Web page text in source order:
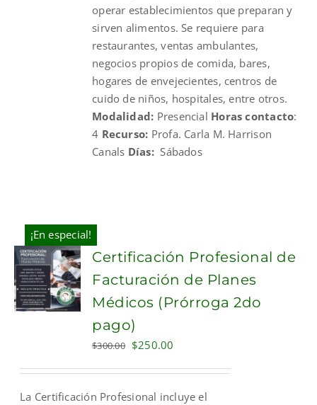
operar establecimientos que preparan y
sirven alimentos. Se requiere para
restaurantes, ventas ambulantes,
negocios propios de comida, bares,
hogares de envejecientes, centros de
cuido de niños, hospitales, entre otros.
Modalidad: Presencial Horas contacto:
4 Recurso: Profa. Carla M. Harrison
Canals Días:Sábados
¡En especial!
ADD TO
Certificación Profesional de
Facturación de Planes
Médicos (Prórroga 2do
pago)
$300.00 Original
$300.00.
$250.00
$250.00.
La Certificación Profesional incluye el